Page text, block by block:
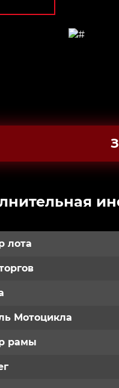
лота
Мотоцикла
рамы